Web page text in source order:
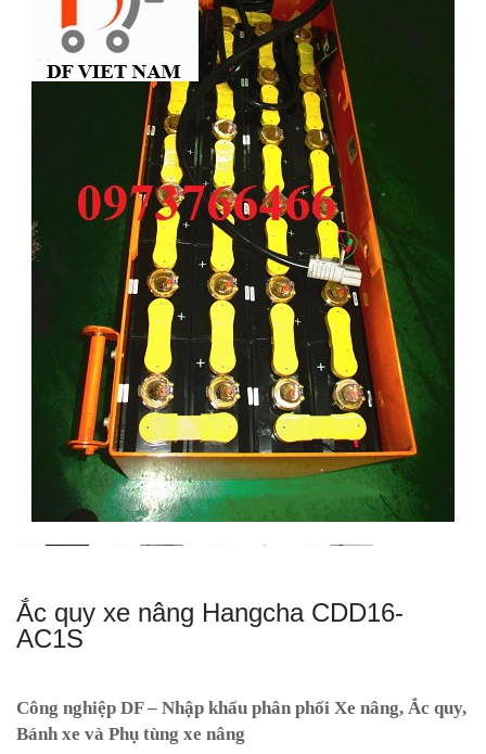
Ắc quy xe nâng Hangcha CDD16-
AC1S
Công nghiệp DF – Nhập khẩu phân phối Xe nâng, Ắc quy,
Bánh xe và Phụ tùng xe nâng